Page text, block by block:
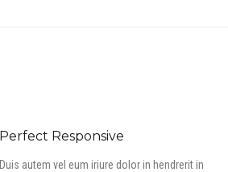
Perfect Responsive
Duis autem vel eum iriure dolor in hendrerit in